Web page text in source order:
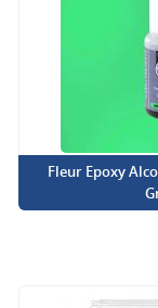
Fleur Epoxy